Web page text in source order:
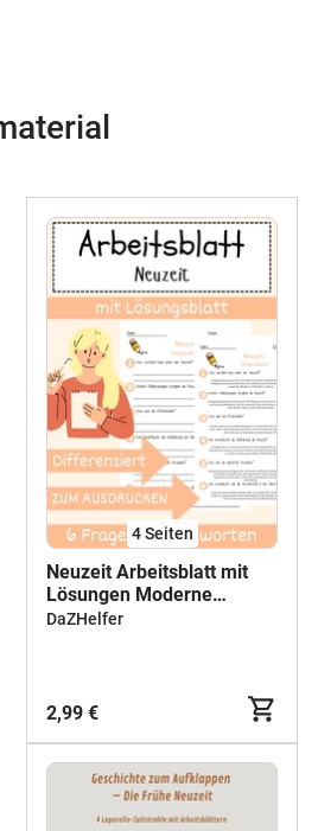
4Seiten
Neuzeit Arbeitsblatt mit
Lösungen Moderne
Geschichte
DaZHelfer
2,99 €